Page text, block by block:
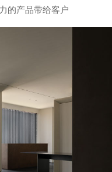
的产品带给客户